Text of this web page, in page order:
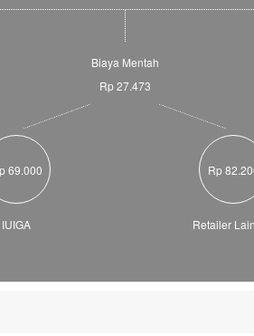
Biaya Mentah
Rp 27.473
69.000
IUIGA
Rp
Retailer